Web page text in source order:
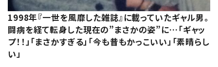
1998年『一世を風靡した雑誌』に載っていたギャル男。
闘病を経て転身した現在の”まさかの姿”に…「ギャッ
プ！！」「まさかすぎる」「今も昔もかっこいい」「素晴らし
い」